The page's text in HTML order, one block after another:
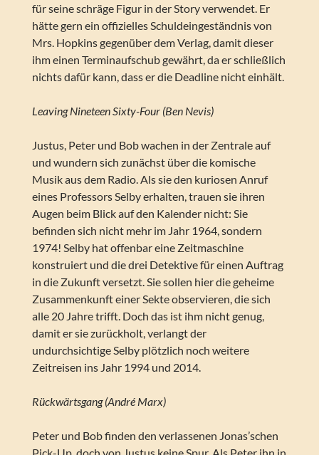
für seine schräge Figur in der Story verwendet. Er
hätte gern ein offizielles Schuldeingeständnis von
Mrs. Hopkins gegenüber dem Verlag, damit dieser
ihm einen Terminaufschub gewährt, da er schließlich
nichts dafür kann, dass er die Deadline nicht einhält.
Leaving Nineteen Sixty-Four (Ben Nevis)
Justus, Peter und Bob wachen in der Zentrale auf
und wundern sich zunächst über die komische
Musik aus dem Radio. Als sie den kuriosen Anruf
eines Professors Selby erhalten, trauen sie ihren
Augen beim Blick auf den Kalender nicht: Sie
befinden sich nicht mehr im Jahr 1964, sondern
1974! Selby hat offenbar eine Zeitmaschine
konstruiert und die drei Detektive für einen Auftrag
in die Zukunft versetzt. Sie sollen hier die geheime
Zusammenkunft einer Sekte observieren, die sich
alle 20 Jahre trifft. Doch das ist ihm nicht genug,
damit er sie zurückholt, verlangt der
undurchsichtige Selby plötzlich noch weitere
Zeitreisen ins Jahr 1994 und 2014.
Rückwärtsgang (André Marx)
Peter und Bob finden den verlassenen Jonas’schen